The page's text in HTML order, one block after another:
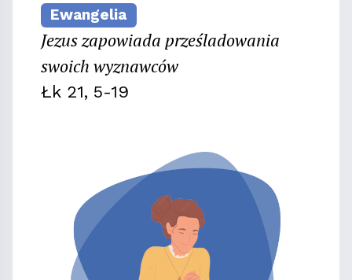
Ewangelia
Jezus zapowiada prześladowania
swoich wyznawców
Łk 21, 5-19